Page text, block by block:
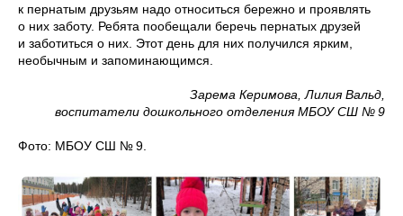
к пернатым друзьям надо относиться бережно и проявлять
о них заботу. Ребята пообещали беречь пернатых друзей
и заботиться о них. Этот день для них получился ярким,
необычным и запоминающимся.
Зарема Керимова, Лилия Вальд,
воспитатели дошкольного отделения МБОУ СШ № 9
Фото: МБОУ СШ № 9.